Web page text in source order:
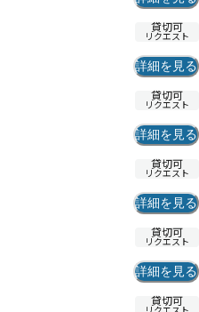
貸切可
リクエスト
詳細を見る
貸切可
リクエスト
詳細を見る
貸切可
リクエスト
詳細を見る
貸切可
リクエスト
詳細を見る
貸切可